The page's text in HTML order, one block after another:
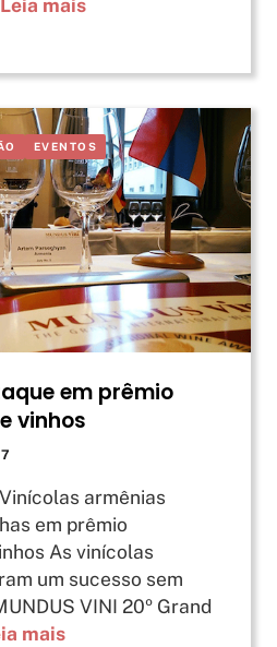
EVENTOS
em prêmio
vinhos
armênias
em prêmio
As vinícolas
um sucesso sem
VINI 20º Grand
mais